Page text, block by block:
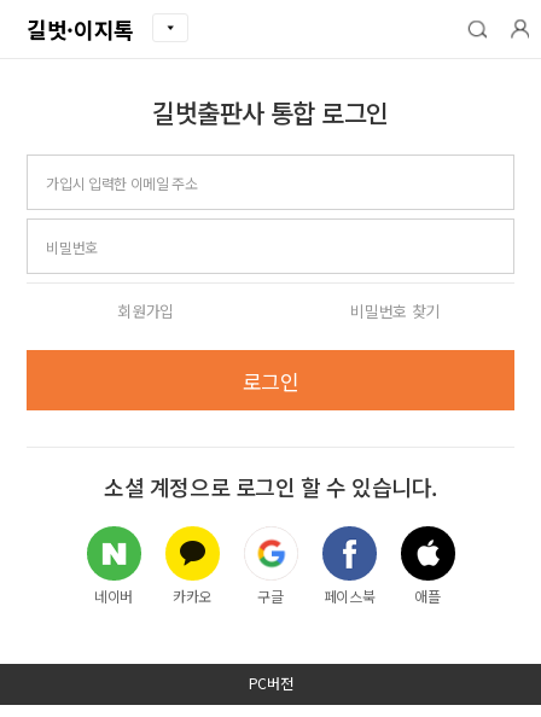
길벗·이지톡
길벗출판사 통합 로그인
아이디
비밀번호
회원가입 비밀번호 찾기
로그인
소셜 계정으로 로그인 할 수 있습니다.
네이버 카카오 구글 페이스북 애플
PC버전